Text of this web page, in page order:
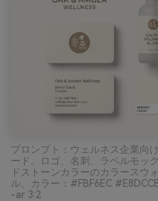
プロンプト：ウェルネス企業向
ード。ロゴ、名刺、ラベルモッ
ドストーンカラーのカラースウ
ル、カラー：#FBF6EC
-ar 3:2